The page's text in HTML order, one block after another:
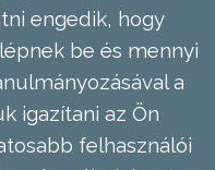
engedik, hogy
be és mennyi
a
igazítani az Ön
felhasználói